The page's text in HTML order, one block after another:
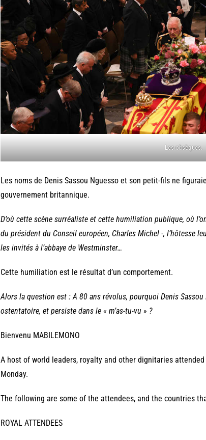
Les obsèques.
Les noms de Denis Sassou Nguesso et son petit-fils ne
gouvernement britannique.
D’où cette scène surréaliste et cette humiliation publique, où
du président du Conseil européen, Charles Michel -, l’hôtesse
les invités à l’abbaye de Westminster…
Cette humiliation est le résultat d’un comportement.
Alors la question est : A 80 ans révolus, pourquoi Denis
ostentatoire, et persiste dans le « m’as-tu-vu » ?
Bienvenu MABILEMONO
A host of world leaders, royalty and other dignitaries
Monday.
The following are some of the attendees, and the countries
ROYAL ATTENDEES